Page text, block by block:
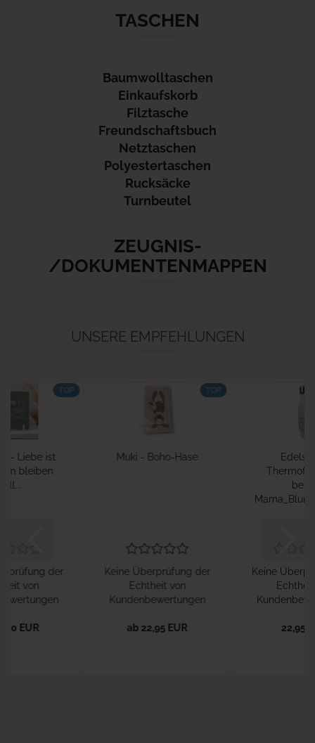
TASCHEN
Baumwolltaschen
Einkaufskorb
Filztasche
Freundschaftsbuch
Netztaschen
Polyestertaschen
Rucksäcke
Turnbeutel
ZEUGNIS-
/DOKUMENTENMAPPEN
UNSERE EMPFEHLUNGEN
TOP
- Liebe ist
bleiben
will...
der
von
EUR
TOP
Muki - Boho-Hase
Keine Überprüfung der
Echtheit von
Kundenbewertungen
ab 22,95 EUR
Keine
22,95